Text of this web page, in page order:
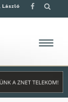
László